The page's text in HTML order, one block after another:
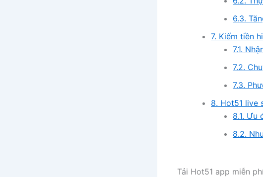
6.3.
7. Kiếm tiền
7.1.
7.2.
7.3.
8. Hot51 live
8.1. Ưu
8.2.
Tải Hot51 app miễn